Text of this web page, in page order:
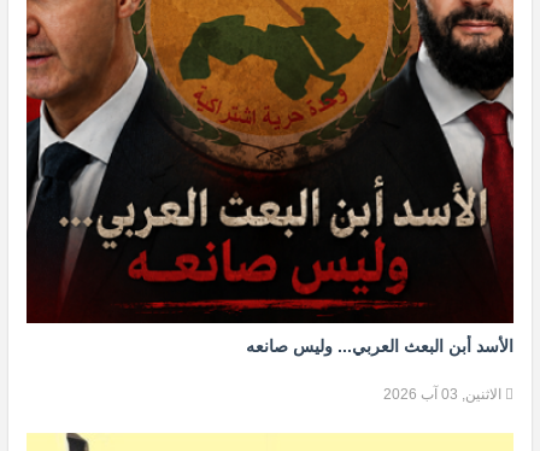
الأسد أبن البعث العربي... وليس صانعه
الاثنين, 03 آب 2026